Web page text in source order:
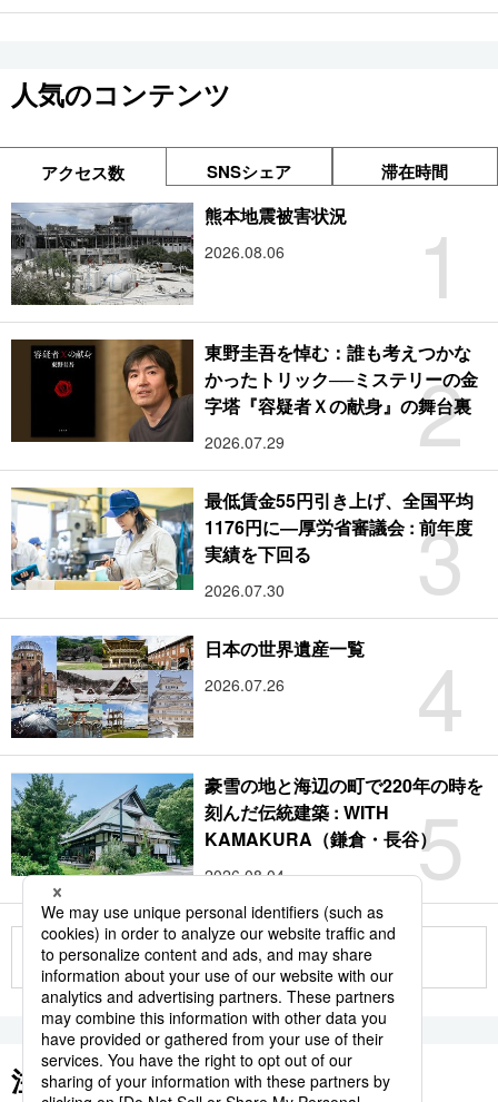
人気のコンテンツ
アクセス数 SNSシェア 滞在時間
1
熊本地震被害状況
2026.08.06
2
東野圭吾を悼む：誰も考えつかな
かったトリック──ミステリーの金
字塔『容疑者Ｘの献身』の舞台裏
2026.07.29
3
最低賃金55円引き上げ、全国平均
1176円に―厚労省審議会 : 前年度
実績を下回る
2026.07.30
4
日本の世界遺産一覧
2026.07.26
5
豪雪の地と海辺の町で220年の時を
刻んだ伝統建築 : WITH
KAMAKURA（鎌倉・長谷）
2026.08.04
もっと見る
注目のキーワード